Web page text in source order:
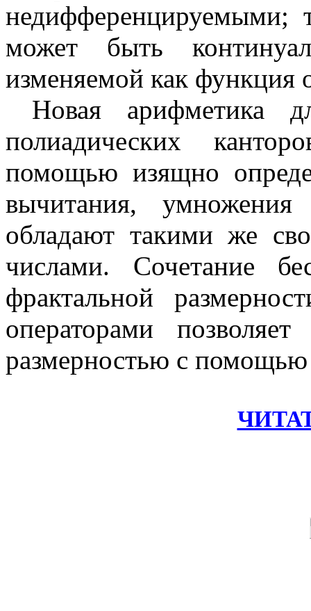
недифференцируемыми;
может быть
изменяемой как функция
Новая арифметика
полиадических
помощью изящно
вычитания,
обладают такими же
числами. Сочетание
фрактальной
операторами
размерностью с помощью